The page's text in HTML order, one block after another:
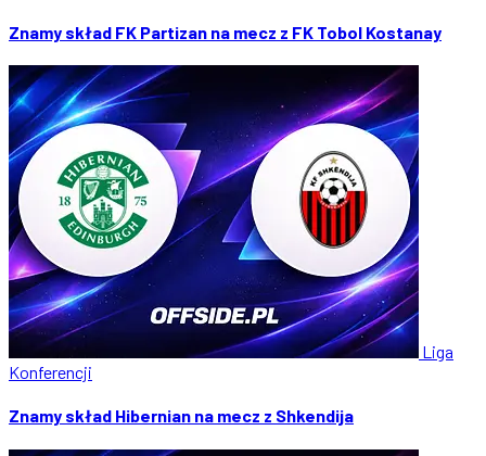
Znamy skład FK Partizan na mecz z FK Tobol Kostanay
Liga
Konferencji
Znamy skład Hibernian na mecz z Shkendija